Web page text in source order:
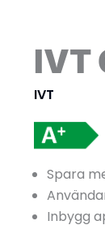
IVT
IVT
Spara
Inbygg